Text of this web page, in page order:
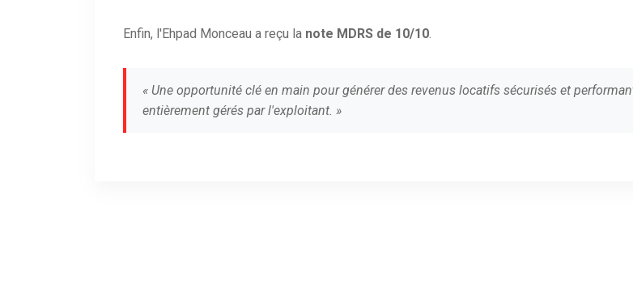
Enfin, l'Ehpad Monceau a reçu la note MDRS de 10/10
« Une opportunité clé en main pour générer des revenus locatifs sécurisés et
entièrement gérés par l'exploitant. »